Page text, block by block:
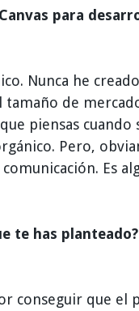
para
Nunca he
de
piensas
Pero,
Es
te has
conseguir que